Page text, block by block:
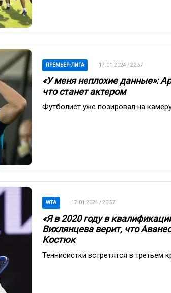
ПРЕМЬЕР-ЛИГА 17.01.2024 / 22:57
«У меня неплохие данные»:
что станет актером
Футболист уже позировал на
WTA 17.01.2024 / 20:57
«Я в 2020 году в
Вихлянцева верит, что
Костюк
Теннисистки встретятcя в третьем